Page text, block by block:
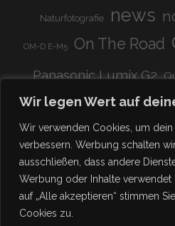
Wir legen Wert auf
Wir verwenden Cookies, um
verbessern. Werbung schalten
ausschließen, dass andere
Werbung oder Inhalte
auf „Alle akzeptieren“ stimmen
Cookies zu.
Naturfotografie news
OM-D E-M5 On The Road
Panasonic Lumix G2
Rundreise schnell &
Stadion super lecker
vegetarisch Viadukt
zu